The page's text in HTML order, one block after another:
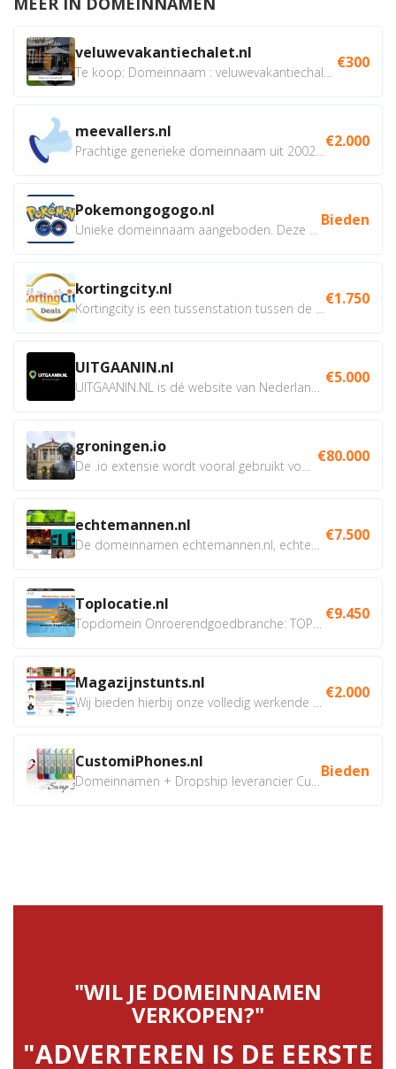
veluwevakantiechalet.nl €300
meevallers.nl €2.000
Pokemongogogo.nl Bieden
kortingcity.nl €1.750
UITGAANIN.nl €5.000
groningen.io €80.000
echtemannen.nl €7.500
Toplocatie.nl €9.450
Magazijnstunts.nl €2.000
CustomiPhones.nl Bieden
"WIL JE DOMEINNAMEN
VERKOPEN?"
"ADVERTEREN IS DE EERSTE